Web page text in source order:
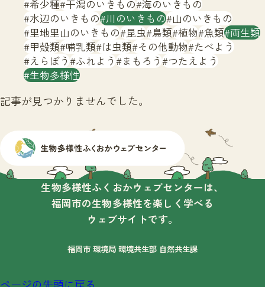
生物多様性ふくおかウェブセンターとは
サイトマップ
希少種 干潟のいきもの 海のいきもの
水辺のいきもの 川のいきもの 山のいきもの
里地里山のいきもの 昆虫 鳥類 植物 魚類 両生類
甲殻類 哺乳類 は虫類 その他動物 たべよう
えらぼう ふれよう まもろう つたえよう
生物多様性
記事が見つかりませんでした。
生物多様性ふくおかウェブセンターは、
福岡市の生物多様性を楽しく学べる
ウェブサイトです。
福岡市 環境局 環境共生部 自然共生課